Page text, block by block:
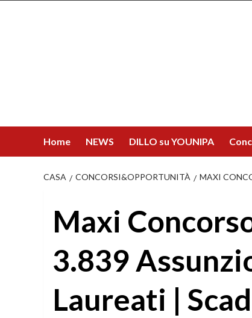
Home NEWS DILLO su YOUNIPA
CASA CONCORSI&OPPORTUNITÀ MAXI
Maxi
3.839
Laureati |